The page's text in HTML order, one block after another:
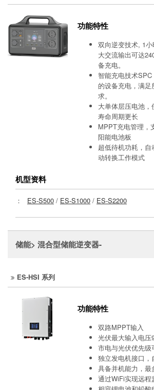
功能特性
双向逆变技术, 1
大交流输出可达
备充电。
智能充电技术
的设备充电，满
求。
大单体层压电池，
寿命周期更长
MPPT充电管理，
阳能电池板
超低待机功耗，自
动转换工作模式
机型资料
： ES-S500 / ES-S1000 / ES-S2200
储能> 混合型储能逆变器-
ES-HSI 系列
功能特性
双路MPPT输入
光伏最大输入电压
市电与光伏优先级
独立发电机接口，
具备并机能力，最
通过WiFi实现远程